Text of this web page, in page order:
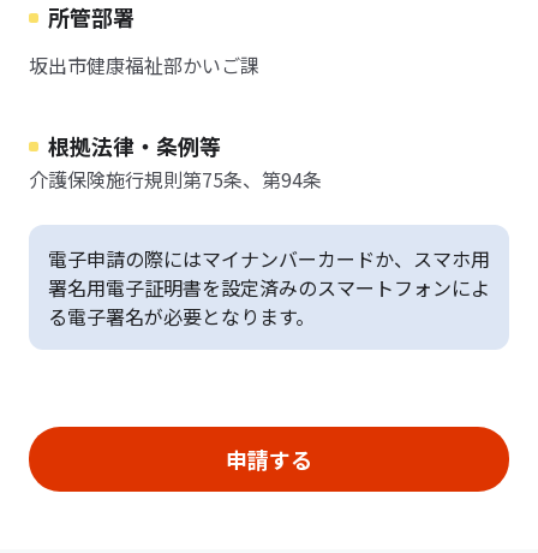
所管部署
坂出市健康福祉部かいご課
根拠法律・条例等
介護保険施行規則第75条、第94条
電子申請の際にはマイナンバーカードか、スマホ用
署名用電子証明書を設定済みのスマートフォンによ
る電子署名が必要となります。